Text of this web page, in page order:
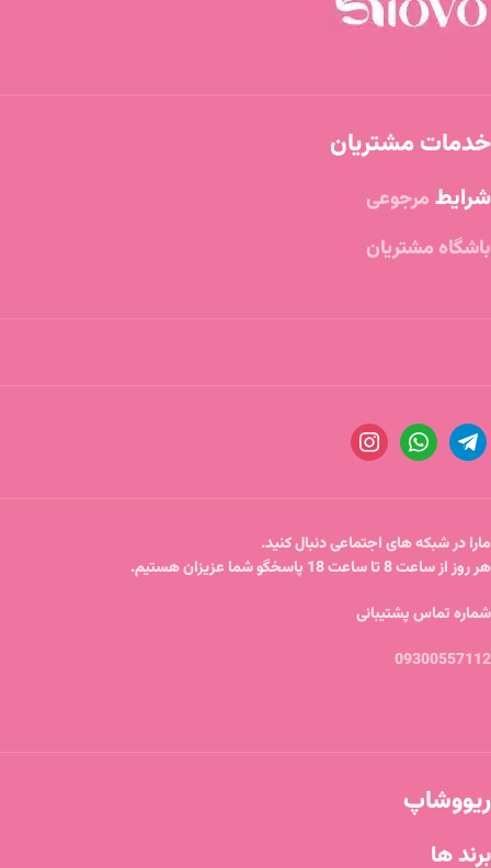
خدمات مشتریان
شرایط مرجوعی
باشگاه مشتریان
مارا در شبکه های اجتماعی دنبال کنید.
هر روز از ساعت 8 تا ساعت 18 پاسخگو شما عزیزان هستیم.
شماره تماس پشتیبانی
09300557112
ریووشاپ
برند ها